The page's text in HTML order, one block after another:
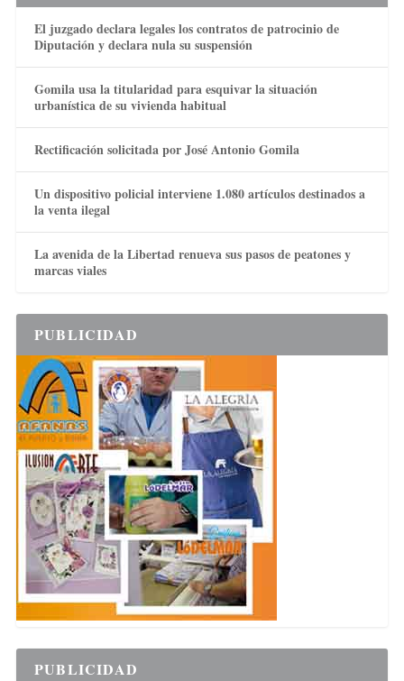
El juzgado declara legales los contratos de patrocinio de
Diputación y declara nula su suspensión
Gomila usa la titularidad para esquivar la situación
urbanística de su vivienda habitual
Rectificación solicitada por José Antonio Gomila
Un dispositivo policial interviene 1.080 artículos destinados a
la venta ilegal
La avenida de la Libertad renueva sus pasos de peatones y
marcas viales
PUBLICIDAD
PUBLICIDAD